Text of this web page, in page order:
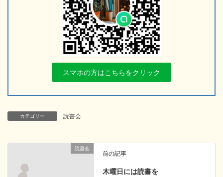
スマホの方はこちらをクリック
カテゴリー 読書会
読書会
前の記事
木曜日には読書を